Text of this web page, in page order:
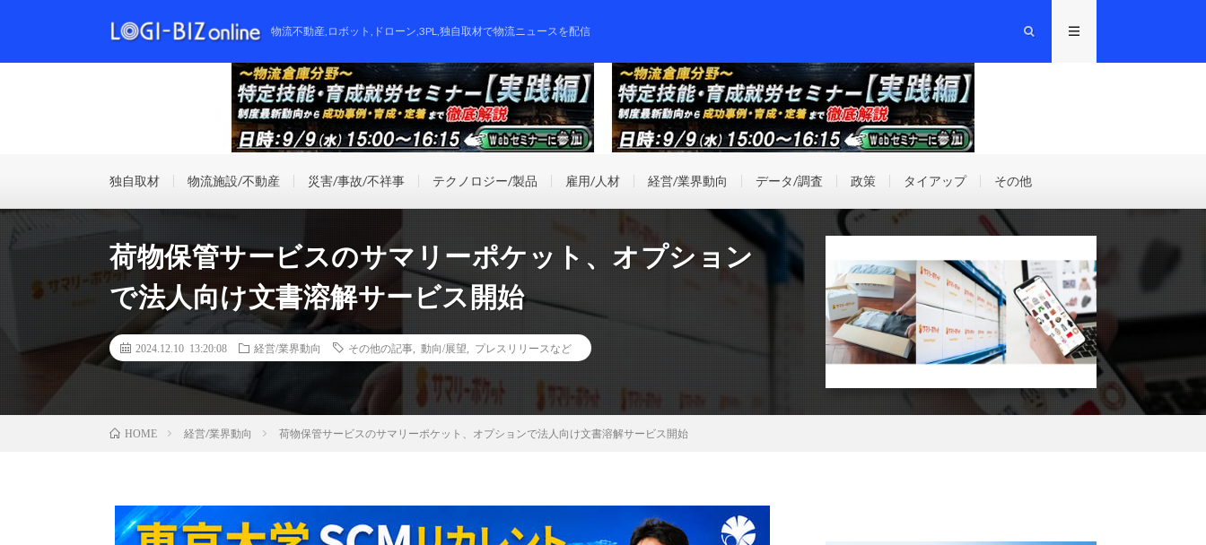
物流不動産,ロボット,ドローン,3PL,独自取材で物流ニュースを配信
独自取材 物流施設/不動産 災害/事故/不祥事 テクノロジー/製品 雇用/人材 経営/業界動向 データ/調査 政策 タイアップ その他
荷物保管サービスのサマリーポケット、オプション
で法人向け文書溶解サービス開始
2024.12.10 13:20:08 経営/業界動向 その他の記事 動向/展望 プレスリリースなど
HOME 経営/業界動向 荷物保管サービスのサマリーポケット、オプションで法人向け文書溶解サービス開始